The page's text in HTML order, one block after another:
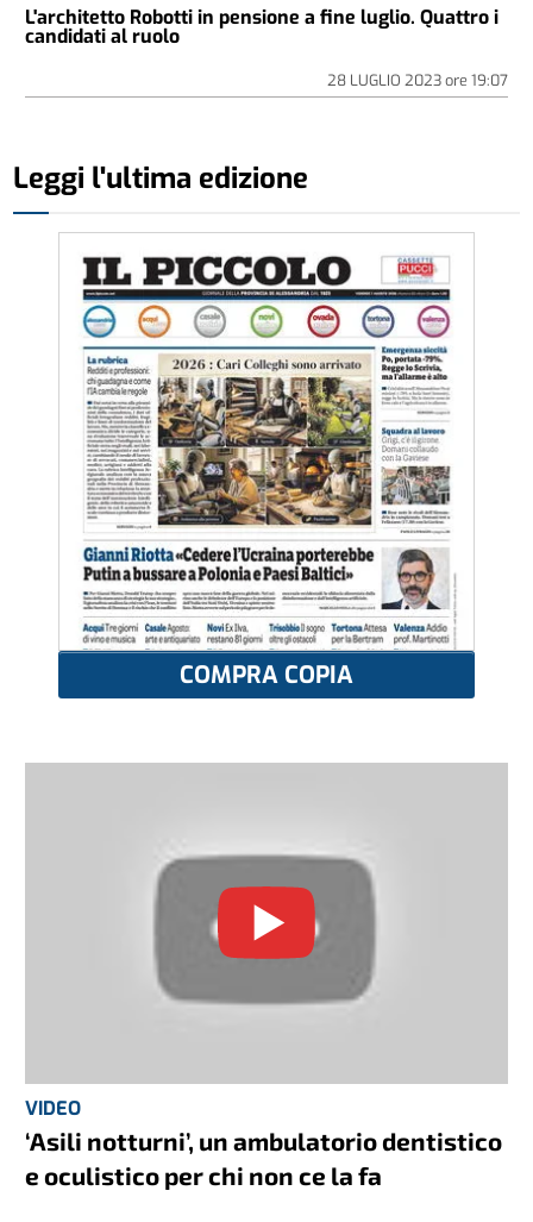
L'architetto Robotti in pensione a fine luglio. Quattro i
candidati al ruolo
28 LUGLIO 2023ore 19:07
Leggi l'ultima edizione
COMPRA COPIA
VIDEO
‘Asili notturni’, un ambulatorio dentistico
e oculistico per chi non ce la fa